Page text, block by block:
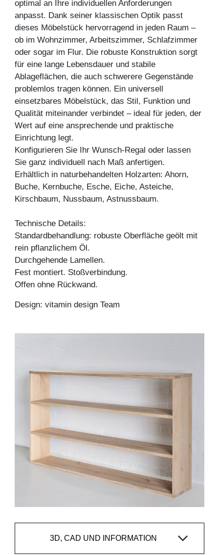
optimal an Ihre individuellen Anforderungen
anpasst. Dank seiner klassischen Optik passt
dieses Möbelstück hervorragend in jeden Raum –
ob im Wohnzimmer, Arbeitszimmer, Schlafzimmer
oder sogar im Flur. Die robuste Konstruktion sorgt
für eine lange Lebensdauer und stabile
Ablageflächen, die auch schwerere Gegenstände
problemlos tragen können. Ein universell
einsetzbares Möbelstück, das Stil, Funktion und
Qualität miteinander verbindet – ideal für jeden, der
Wert auf eine ansprechende und praktische
Einrichtung legt.
Konfigurieren Sie Ihr Wunsch-Regal oder lassen
Sie ganz individuell nach Maß anfertigen.
Erhältlich in naturbehandelten Holzarten: Ahorn,
Buche, Kernbuche, Esche, Eiche, Asteiche,
Kirschbaum, Nussbaum, Astnussbaum.
Technische Details:
Standardbehandlung: robuste Oberfläche geölt mit
rein pflanzlichem Öl.
Durchgehende Lamellen.
Fest montiert. Stoßverbindung.
Offen ohne Rückwand.
Design: vitamin design Team
3D, CAD UND INFORMATION